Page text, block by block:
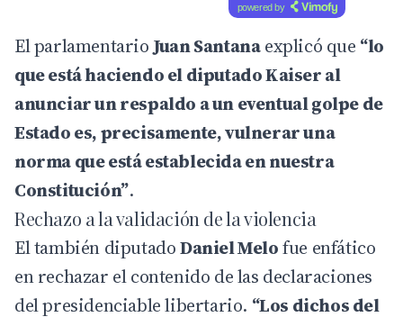
powered by
El parlamentarioJuan Santanaexplicó que “lo
que está haciendo el diputado Kaiser al
anunciar un respaldo a un eventual golpe de
Estado es, precisamente, vulnerar una
norma que está establecida en nuestra
Constitución”.
Rechazo a la validación de la violencia
El también diputadoDaniel Melofue enfático
en rechazar el contenido de las declaraciones
del presidenciable libertario. “Los dichos del